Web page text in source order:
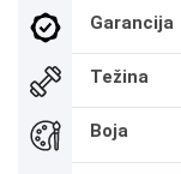
Garancija
Težina
Boja